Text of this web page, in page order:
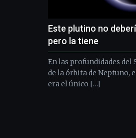
Este plutino no
pero la tiene
En las profundidades del
de la órbita de Neptuno,
era el único […]